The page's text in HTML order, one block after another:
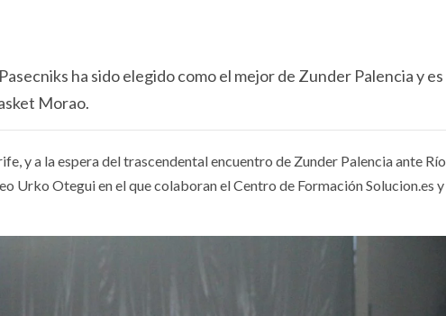
ha sido elegido como el mejor de Zunder Palencia y es
Morao.
y a la espera del trascendental encuentro de Zunder Palencia ante Río
Urko Otegui en el que colaboran el Centro de Formación Solucion.es y